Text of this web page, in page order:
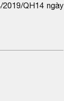
QH14 ngày